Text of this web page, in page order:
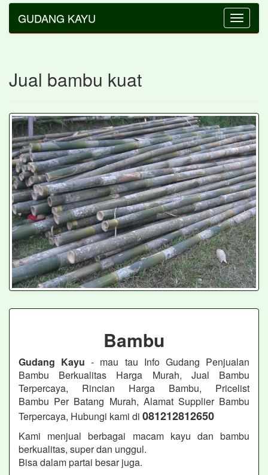
Toggle
GUDANG KAYU
Jual bambu kuat
Bambu
Gudang Kayu - mau tau Info Gudang Penjualan
Bambu Berkualitas Harga Murah, Jual Bambu
Terpercaya, Rincian Harga Bambu, Pricelist
Bambu Per Batang Murah, Alamat Supplier Bambu
Terpercaya, Hubungi kami di 081212812650
Kami menjual berbagai macam kayu dan bambu
berkualitas, super dan unggul.
Bisa dalam partai besar juga.